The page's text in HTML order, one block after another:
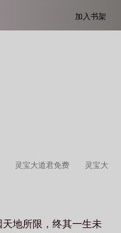
加入书架
灵宝大道君免费 灵宝大
子上笔趣阁 灵宝大道君免费
地所限，终其一生未